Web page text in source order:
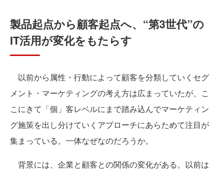
製品起点から顧客起点へ、“第3世代”の
IT活用が変化をもたらす
以前から属性・行動によって顧客を分類していくセグ
メント・マーケティングの考え方は広まっていたが、こ
こにきて「個」客レベルにまで踏み込んでマーケティン
グ施策を出し分けていくアプローチにあらためて注目が
集まっている。一体なぜなのだろうか。
背景には、企業と顧客との関係の変化がある。以前は